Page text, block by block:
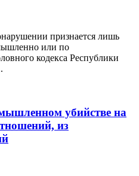
признается лишь
или по
кодекса Республики
убийстве на
из